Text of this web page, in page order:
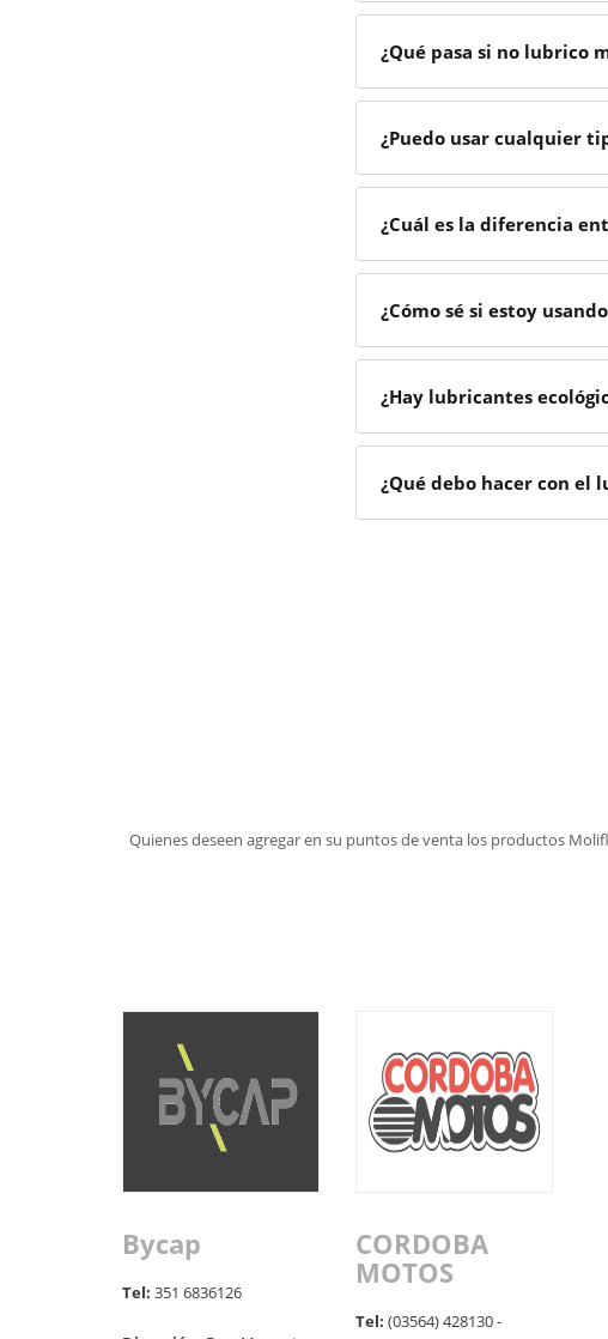
¿Qué pasa si no lubrico
¿Puedo usar cualquier
¿Cuál es la diferencia
¿Cómo sé si estoy
¿Hay lubricantes
¿Qué debo hacer con el
Quienes deseen agregar en su puntos de venta los productos
Bycap
Tel: 351 6836126
CORDOBA
MOTOS
Tel: (03564) 428130 -